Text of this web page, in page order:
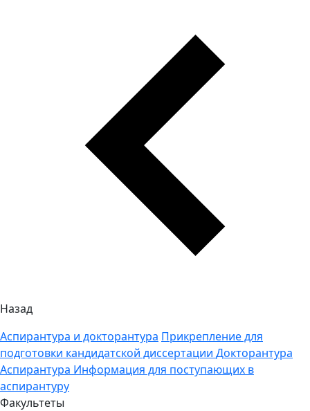
Назад
Аспирантура и докторантура Прикрепление для
подготовки кандидатской диссертации Докторантура
Аспирантура Информация для поступающих в
аспирантуру
Факультеты